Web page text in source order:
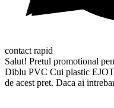
contact rapid
Salut! Pretul promotional
Diblu PVC Cui plastic
de acest pret. Daca ai